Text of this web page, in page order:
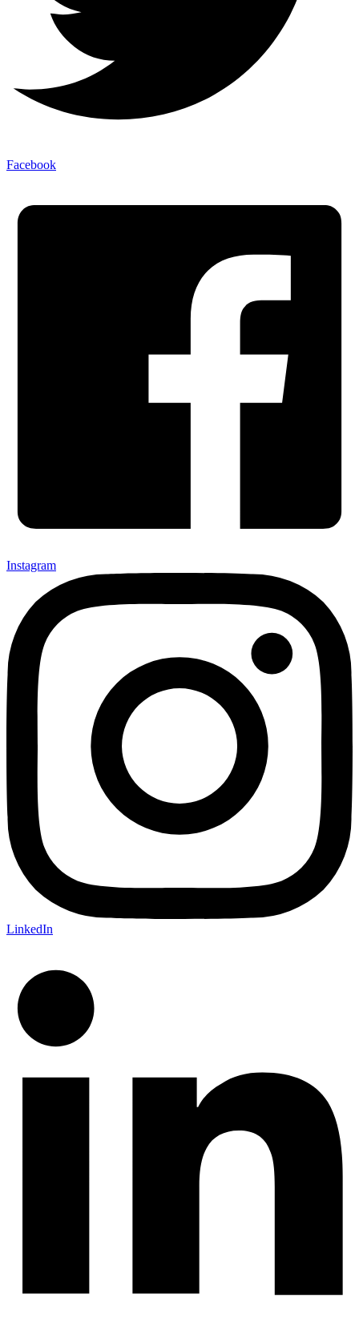
Facebook
Instagram
LinkedIn